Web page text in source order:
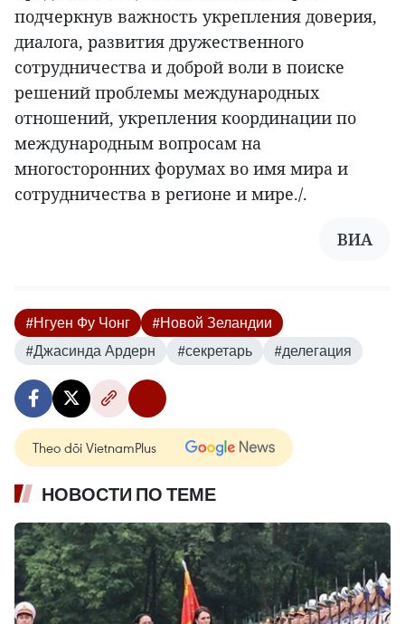
подчеркнув важность укрепления доверия,
диалога, развития дружественного
сотрудничества и доброй воли в поиске
решений проблемы международных
отношений, укрепления координации по
международным вопросам на
многосторонних форумах во имя мира и
сотрудничества в регионе и мире./.
ВИА
#Нгуен Фу Чонг
#Новой Зеландии
#Джасинда Ардерн
#секретарь #делегация
Theo dõi VietnamPlus
НОВОСТИ ПО ТЕМЕ